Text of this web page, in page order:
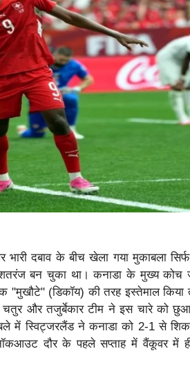
दबाव के बीच खेला गया मुकाबला
शतरंज बन चुका था। कनाडा के मुख्य कोच
(डिकॉय) की तरह इस्तेमाल किया
चतुर और तजुर्बेकार टीम ने इस चारे को
में स्विट्जरलैंड ने कनाडा को 2-1 से
दौर के पहले सप्ताह में वैंकूवर में